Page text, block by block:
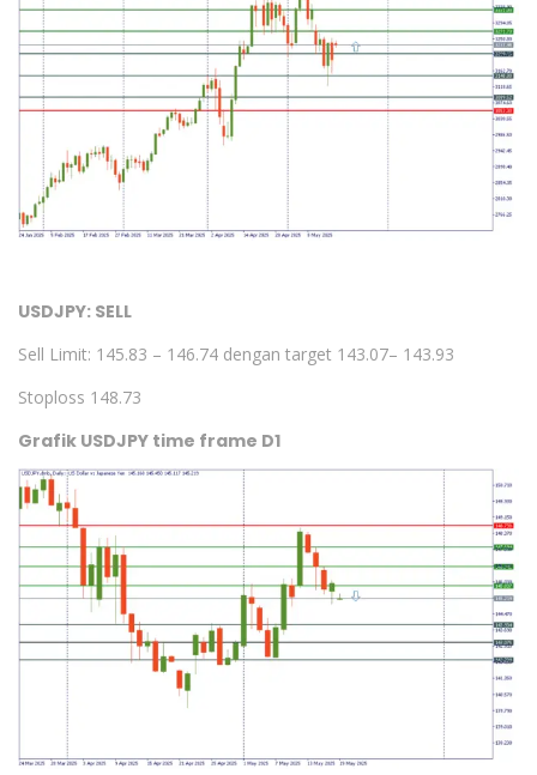
USDJPY: SELL
Sell Limit: 145.83 – 146.74 dengan target 143.07– 143.93
Stoploss 148.73
Grafik USDJPY time frame D1